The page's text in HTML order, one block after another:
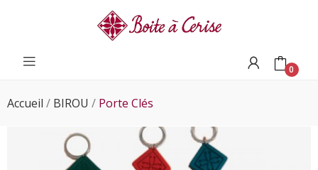
0
Accueil BIROU Porte Clés